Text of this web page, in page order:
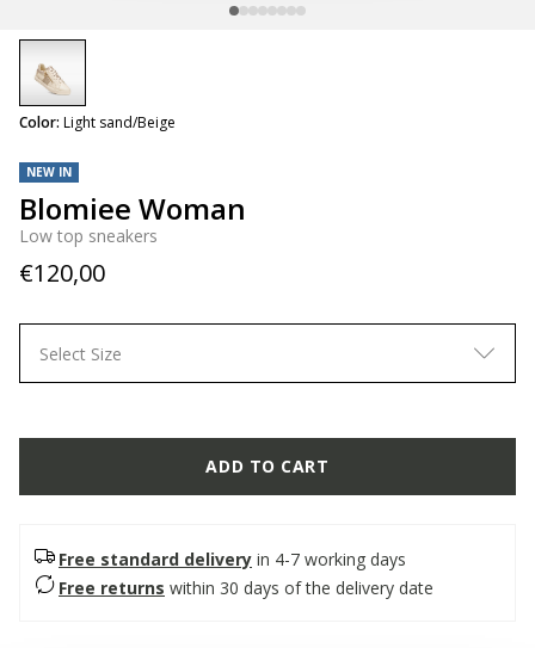
NEW IN
Blomiee Woman
Low top sneakers
€120,00
Color: Light sand/Beige
selected
Select Size
ADD TO CART
Free standard delivery in 4-7 working days
Free returns within 30 days of the delivery date